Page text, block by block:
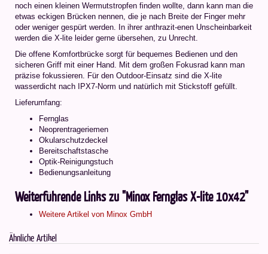
noch einen kleinen Wermutstropfen finden wollte, dann kann man die
etwas eckigen Brücken nennen, die je nach Breite der Finger mehr
oder weniger gespürt werden. In ihrer anthrazit-enen Unscheinbarkeit
werden die X-lite leider gerne übersehen, zu Unrecht.
Die offene Komfortbrücke sorgt für bequemes Bedienen und den
sicheren Griff mit einer Hand. Mit dem großen Fokusrad kann man
präzise fokussieren. Für den Outdoor-Einsatz sind die X-lite
wasserdicht nach IPX7-Norm und natürlich mit Stickstoff gefüllt.
Lieferumfang:
Fernglas
Neoprentrageriemen
Okularschutzdeckel
Bereitschaftstasche
Optik-Reinigungstuch
Bedienungsanleitung
Weiterführende Links zu "Minox Fernglas X-lite 10x42"
Weitere Artikel von Minox GmbH
Ähnliche Artikel